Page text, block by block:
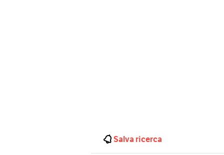
Salva ricerca